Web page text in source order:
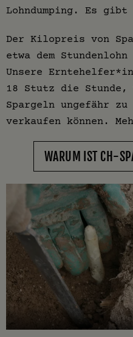
Lohndumping. Es
Der Kilopreis von
etwa dem
Unsere
18 Stutz die
Spargeln ungefähr
verkaufen können.
WARUM IST CH-